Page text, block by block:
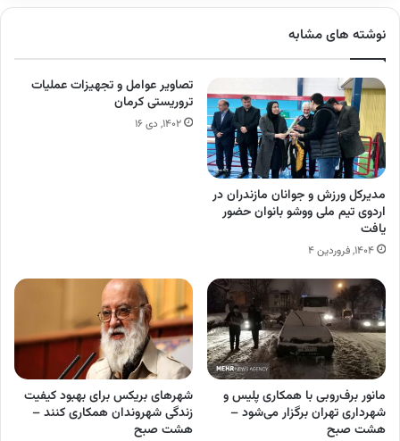
نوشته های مشابه
مدیرکل ورزش و جوانان مازندران در
اردوی تیم ملی ووشو بانوان حضور
یافت
۱۴۰۴, فروردین ۴
تصاویر عوامل و تجهیزات عملیات
تروریستی کرمان
۱۴۰۲, دی ۱۶
مانور برف‌روبی با همکاری پلیس و
شهرداری تهران برگزار می‌شود –
هشت صبح
شهرهای بریکس برای بهبود کیفیت
زندگی شهروندان همکاری کنند –
هشت صبح